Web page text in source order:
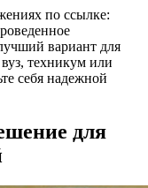
по ссылке:
вариант для
техникум или
себя надежной
для